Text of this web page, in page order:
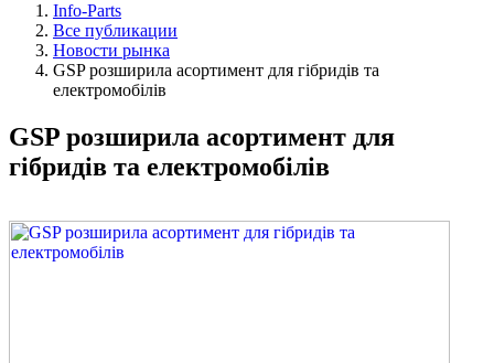
Info-Parts
Все публикации
Новости рынка
GSP розширила асортимент для гібридів та
електромобілів
GSP розширила асортимент для
гібридів та електромобілів